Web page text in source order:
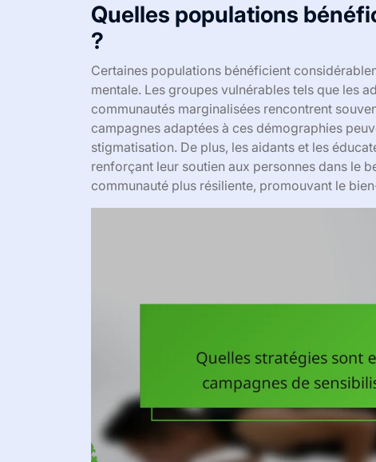
Quelles populations
?
Certaines populations bénéficient
mentale. Les groupes vulnérables tels que les
communautés marginalisées rencontrent
campagnes adaptées à ces démographies
stigmatisation. De plus, les aidants et les
renforçant leur soutien aux personnes dans le
communauté plus résiliente, promouvant le